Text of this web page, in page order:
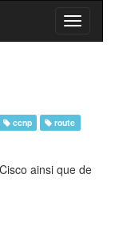
Toggle
ccnp
route
ainsi que de